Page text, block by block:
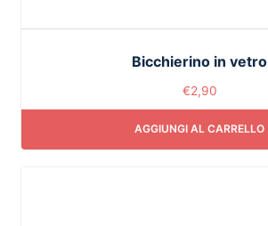
Bicchierino in vetro
€2,90
AGGIUNGI AL CARRELLO